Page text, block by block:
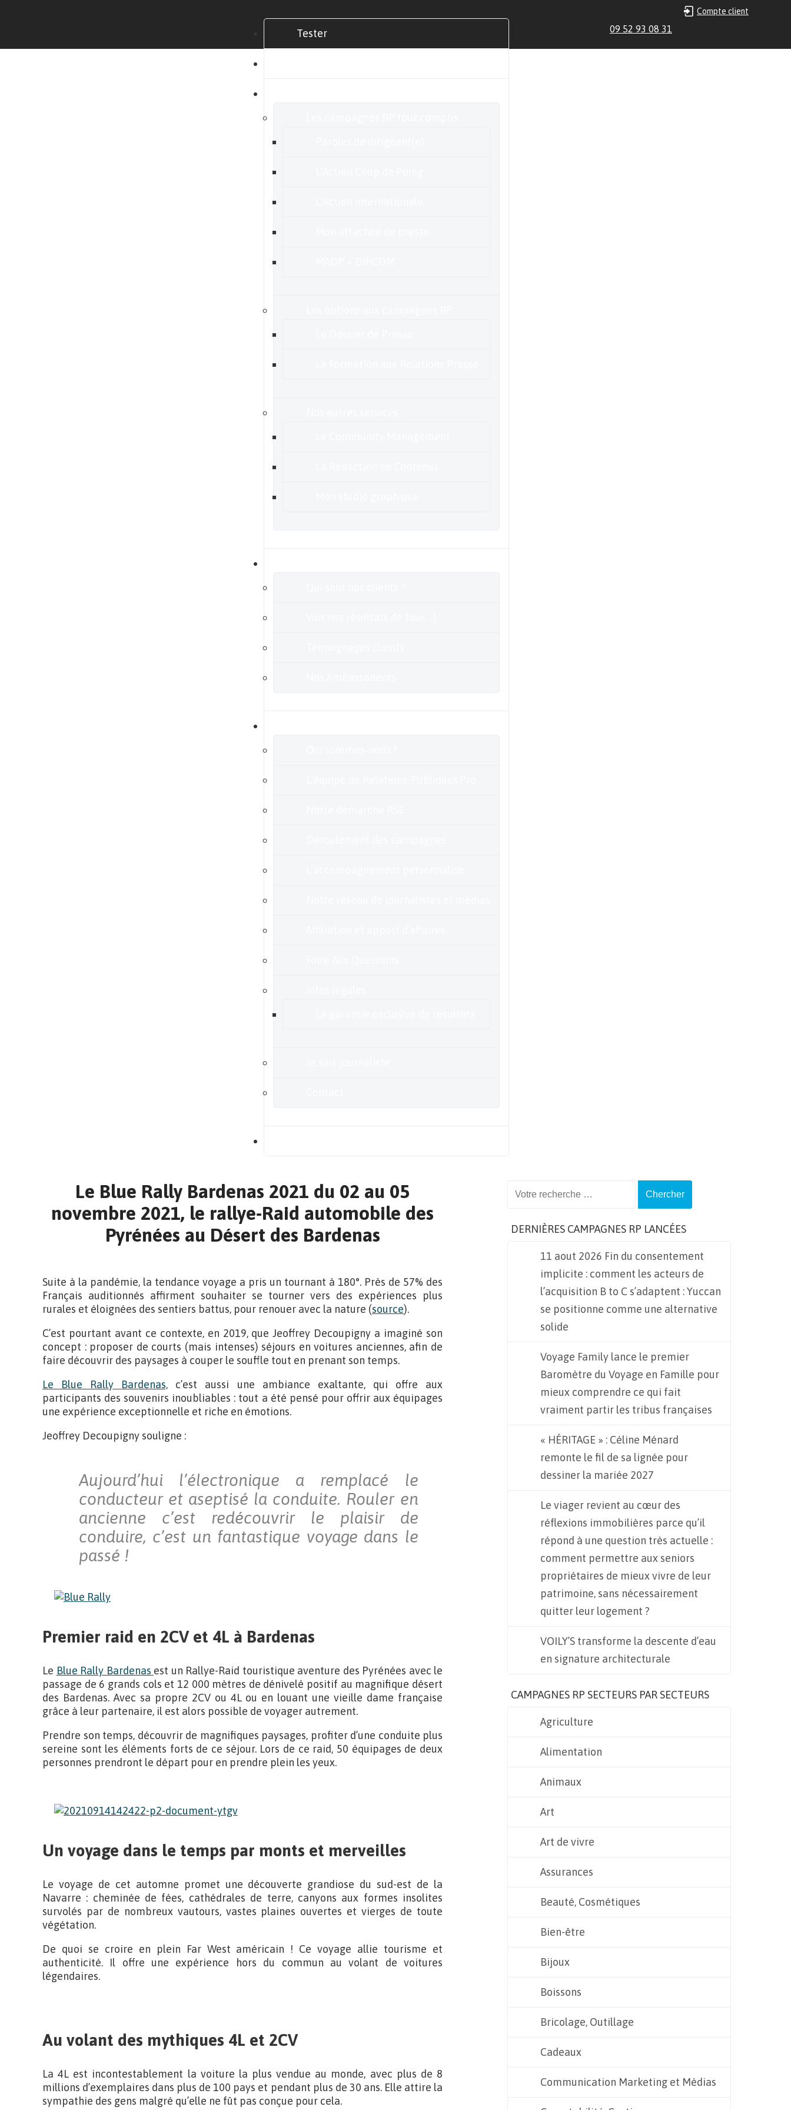
Tester
Compte client
09 52 93 08 31
Le Blue Rally Bardenas 2021 du 02 au 05
novembre 2021, le rallye-Raid automobile des
Pyrénées au Désert des Bardenas
Suite à la pandémie, la tendance voyage a pris un tournant à 180°. Près de 57% des
Français auditionnés affirment souhaiter se tourner vers des expériences plus
rurales et éloignées des sentiers battus, pour renouer avec la nature (source).
C’est pourtant avant ce contexte, en 2019, que Jeoffrey Decoupigny a imaginé son
concept : proposer de courts (mais intenses) séjours en voitures anciennes, afin de
faire découvrir des paysages à couper le souffle tout en prenant son temps.
Le Blue Rally Bardenas, c’est aussi une ambiance exaltante, qui offre aux
participants des souvenirs inoubliables : tout a été pensé pour offrir aux équipages
une expérience exceptionnelle et riche en émotions.
Jeoffrey Decoupigny souligne :
Aujourd’hui l’électronique a remplacé le
conducteur et aseptisé la conduite. Rouler en
ancienne c’est redécouvrir le plaisir de
conduire, c’est un fantastique voyage dans le
passé !
Premier raid en 2CV et 4L à Bardenas
Le Blue Rally Bardenas est un Rallye-Raid touristique aventure des Pyrénées avec le
passage de 6 grands cols et 12 000 mètres de dénivelé positif au magnifique désert
des Bardenas. Avec sa propre 2CV ou 4L ou en louant une vieille dame française
grâce à leur partenaire, il est alors possible de voyager autrement.
Prendre son temps, découvrir de magnifiques paysages, profiter d’une conduite plus
sereine sont les éléments forts de ce séjour. Lors de ce raid, 50 équipages de deux
personnes prendront le départ pour en prendre plein les yeux.
Un voyage dans le temps par monts et merveilles
Le voyage de cet automne promet une découverte grandiose du sud-est de la
Navarre : cheminée de fées, cathédrales de terre, canyons aux formes insolites
survolés par de nombreux vautours, vastes plaines ouvertes et vierges de toute
végétation.
De quoi se croire en plein Far West américain ! Ce voyage allie tourisme et
authenticité. Il offre une expérience hors du commun au volant de voitures
légendaires.
Au volant des mythiques 4L et 2CV
La 4L est incontestablement la voiture la plus vendue au monde, avec plus de 8
millions d’exemplaires dans plus de 100 pays et pendant plus de 30 ans. Elle attire la
sympathie des gens malgré qu’elle ne fût pas conçue pour cela.
DERNIÈRES CAMPAGNES RP LANCÉES
11 aout 2026 Fin du consentement
implicite : comment les acteurs de
l’acquisition B to C s’adaptent : Yuccan
se positionne comme une alternative
solide
Voyage Family lance le premier
Baromètre du Voyage en Famille pour
mieux comprendre ce qui fait
vraiment partir les tribus françaises
« HÉRITAGE » : Céline Ménard
remonte le fil de sa lignée pour
dessiner la mariée 2027
Le viager revient au cœur des
réflexions immobilières parce qu’il
répond à une question très actuelle :
comment permettre aux seniors
propriétaires de mieux vivre de leur
patrimoine, sans nécessairement
quitter leur logement ?
VOILY’S transforme la descente d’eau
en signature architecturale
CAMPAGNES RP SECTEURS PAR SECTEURS
Agriculture
Alimentation
Animaux
Art
Art de vivre
Assurances
Beauté, Cosmétiques
Bien-être
Bijoux
Boissons
Bricolage, Outillage
Cadeaux
Communication Marketing et Médias